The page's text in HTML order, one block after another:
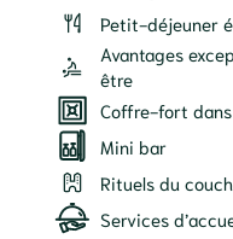
Petit-déjeuner
Avantages
être
Coffre-fort
Mini bar
Rituels du
Services